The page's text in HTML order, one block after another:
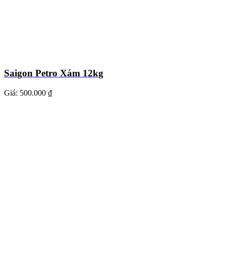
Saigon Petro Xám 12kg
Giá: 500.000 ₫